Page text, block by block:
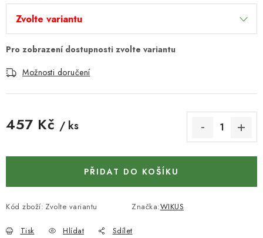
DÁRKOVÉ POUKAZY
STROJE DO DÍLNY
NÁSTROJE PRO STOLAŘE
NÁSTROJE PRO FRÉZOVÁNÍ
NÁSTROJE PRO ŘEZÁNÍ KOVU
POTŘEBUJI DOBRÝ STROJ
Možnosti doručení
457 Kč / ks
PŘIDAT DO KOŠÍKU
Kód zboží: Zvolte variantu Značka:WIKUS
Tisk Hlídat Sdílet